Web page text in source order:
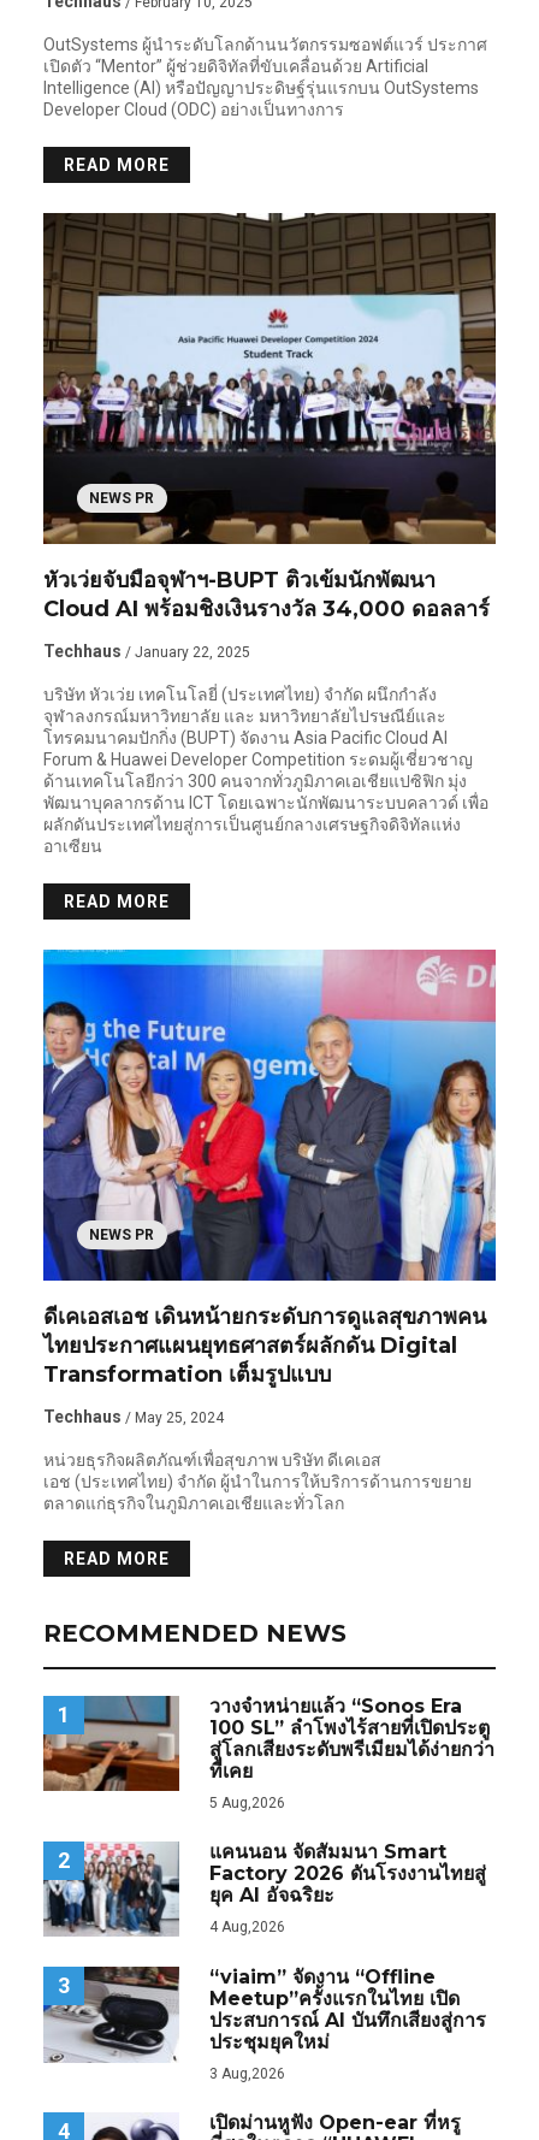
OutSystems ผู้นำระดับโลกด้านนวัตกรรมซอฟต์แวร์ ประกาศ
เปิดตัว “Mentor” ผู้ช่วยดิจิทัลที่ขับเคลื่อนด้วย Artificial
Intelligence (AI) หรือปัญญาประดิษฐ์รุ่นแรกบน OutSystems
Developer Cloud (ODC) อย่างเป็นทางการ
READ MORE
NEWS PR
หัวเว่ยจับมือจุฬาฯ-BUPT ติวเข้มนักพัฒนา
Cloud AI พร้อมชิงเงินรางวัล 34,000 ดอลลาร์
Techhaus / January 22, 2025
บริษัท หัวเว่ย เทคโนโลยี่ (ประเทศไทย) จำกัด ผนึกกำลัง
จุฬาลงกรณ์มหาวิทยาลัย และ มหาวิทยาลัยไปรษณีย์และ
โทรคมนาคมปักกิ่ง (BUPT) จัดงาน Asia Pacific Cloud AI
Forum & Huawei Developer Competition ระดมผู้เชี่ยวชาญ
ด้านเทคโนโลยีกว่า 300 คนจากทั่วภูมิภาคเอเชียแปซิฟิก มุ่ง
พัฒนาบุคลากรด้าน ICT โดยเฉพาะนักพัฒนาระบบคลาวด์ เพื่อ
ผลักดันประเทศไทยสู่การเป็นศูนย์กลางเศรษฐกิจดิจิทัลแห่ง
อาเซียน
READ MORE
NEWS PR
ดีเคเอสเอช เดินหน้ายกระดับการดูแลสุขภาพคน
ไทยประกาศแผนยุทธศาสตร์ผลักดัน Digital
Transformation เต็มรูปแบบ
Techhaus / May 25, 2024
หน่วยธุรกิจผลิตภัณฑ์เพื่อสุขภาพ บริษัท ดีเคเอส
เอช (ประเทศไทย) จำกัด ผู้นำในการให้บริการด้านการขยาย
ตลาดแก่ธุรกิจในภูมิภาคเอเชียและทั่วโลก
READ MORE
RECOMMENDED NEWS
1
วางจำหน่ายแล้ว “Sonos Era
100 SL” ลำโพงไร้สายที่เปิดประตู
สู่โลกเสียงระดับพรีเมียมได้ง่ายกว่า
ที่เคย
5 Aug,2026
2
แคนนอน จัดสัมมนา Smart
Factory 2026 ดันโรงงานไทยสู่
ยุค AI อัจฉริยะ
4 Aug,2026
3
“viaim” จัดงาน “Offline
Meetup”ครั้งแรกในไทย เปิด
ประสบการณ์ AI บันทึกเสียงสู่การ
ประชุมยุคใหม่
3 Aug,2026
4
เปิดม่านหูฟัง Open-ear ที่หรู